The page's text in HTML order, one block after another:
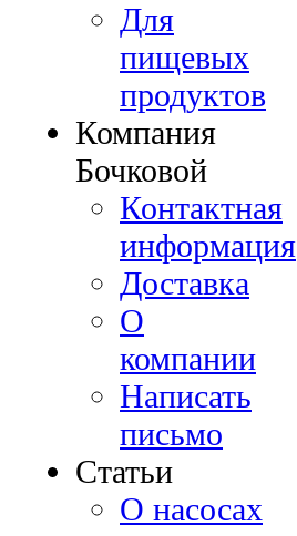
Для
пищевых
продуктов
Компания
Бочковой
Контактная
информация
Доставка
О
компании
Написать
письмо
Cтатьи
О насосах